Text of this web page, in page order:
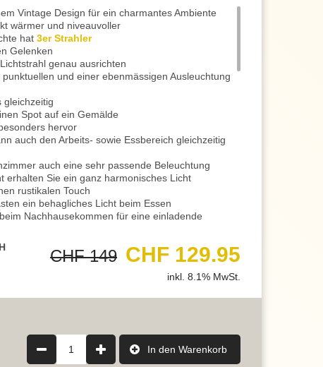
Vintage Design für ein charmantes Ambiente
wärmer und niveauvoller
hat 3er Strahler
Gelenken
genau ausrichten
und einer ebenmässigen Ausleuchtung
gleichzeitig
Spot auf ein Gemälde
hervor
auch den Arbeits- sowie Essbereich gleichzeitig
auch eine sehr passende Beleuchtung
erhalten Sie ein ganz harmonisches Licht
rustikalen Touch
ein behagliches Licht beim Essen
Nachhausekommen für eine einladende
um Ihr Zufriedenheitsgefühl zu begünstigen
das A und O für eine wohlige Wohnatmosphäre
die Deckenleuchte ein heimeliges Licht
ein attraktives Lichtaccessoire
normalen Lichtschalter
ganz nach Ihrem Bedarf und Gemüt
CHF 149 CHF 129.95
inkl. 8.1% MwSt.
1 In den Warenkorb